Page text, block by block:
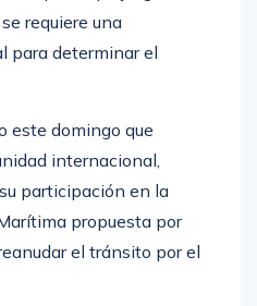
requiere una
para determinar el
este domingo que
internacional,
participación en la
propuesta por
el tránsito por el